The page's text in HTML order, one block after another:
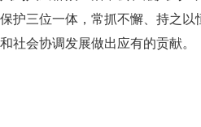
护三位一体，常抓不懈、持之以
社会协调发展做出应有的贡献。